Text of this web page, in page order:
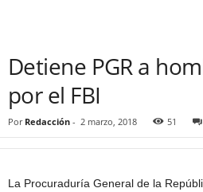
Detiene PGR a
por el FBI
Por Redacción - 2 marzo, 2018 51
La Procuraduría General de la